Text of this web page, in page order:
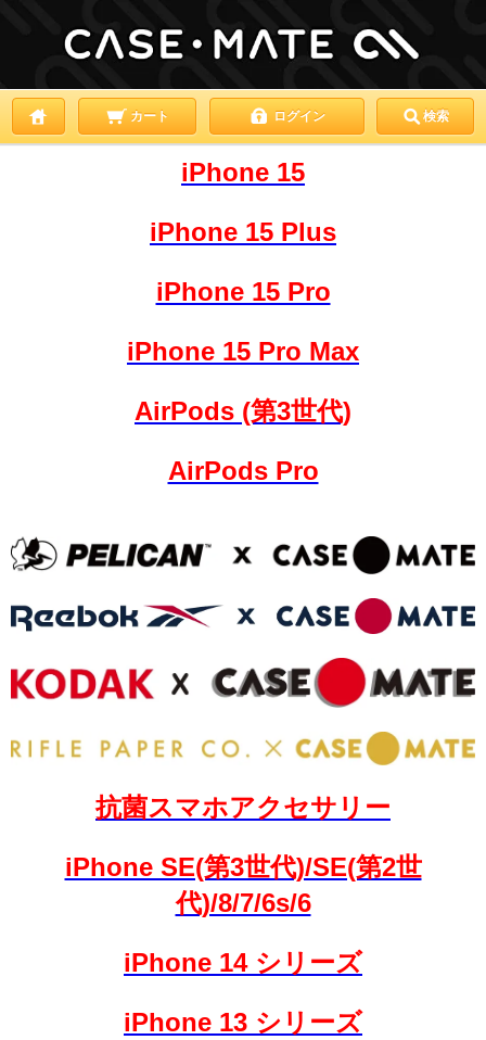
カート ログイン 検索
iPhone 15
iPhone 15 Plus
iPhone 15 Pro
iPhone 15 Pro Max
AirPods (第3世代)
AirPods Pro
抗菌スマホアクセサリー
iPhone SE(第3世代)/SE(第2世
代)/8/7/6s/6
iPhone 14 シリーズ
iPhone 13 シリーズ